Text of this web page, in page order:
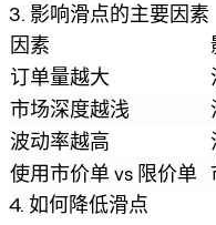
3. 影响滑点的主要因素
因素
订单量越大
市场深度越浅
波动率越高
使用市价单 vs 限价单
4. 如何降低滑点